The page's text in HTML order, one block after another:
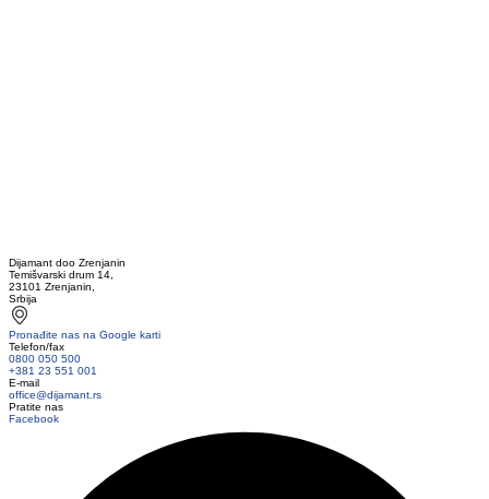
Dijamant doo Zrenjanin
Temišvarski drum 14,
23101 Zrenjanin,
Srbija
Pronađite nas na Google karti
Telefon/fax
0800 050 500
+381 23 551 001
E-mail
office@dijamant.rs
Pratite nas
Facebook